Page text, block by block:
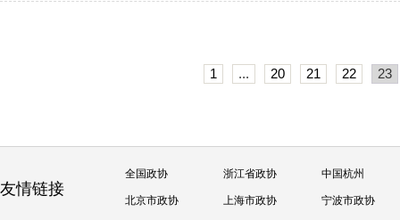
1 ... 20 21 22 23
友情链接
全国政协 浙江省政协 中国杭州
北京市政协 上海市政协 宁波市政协